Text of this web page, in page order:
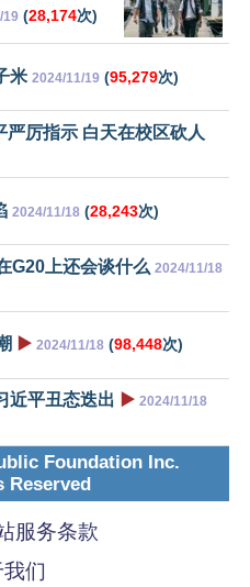
19 (28,174次)
米 2024/11/19 (95,279次)
厉指示 白天在校区砍人
2024/11/18 (28,243次)
G20上还会谈什么 2024/11/18
▶️ 2024/11/18 (98,448次)
近平丑态迭出 ▶️ 2024/11/18
Foundation Inc.
Reserved
服务条款
们